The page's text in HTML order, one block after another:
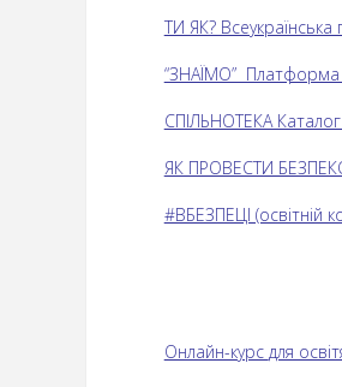
ТИ ЯК?
“ЗНАЇМО” Платформа
СПІЛЬНОТЕКА Каталог
ЯК ПРОВЕСТИ
#ВБЕЗПЕЦІ (освітній
Онлайн-курс для